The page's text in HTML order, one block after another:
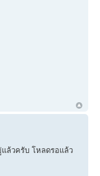
แล้วครับ โหลดรอแล้ว